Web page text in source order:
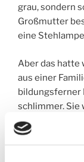
grau, sondern
Großmutter
eine
Aber das hatte
aus einer
bildungsferner
schlimmer. Sie
wurde nach
kinderlosen
Schule gehen,